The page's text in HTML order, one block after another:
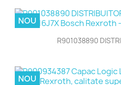
R901038890
NOU
NOU